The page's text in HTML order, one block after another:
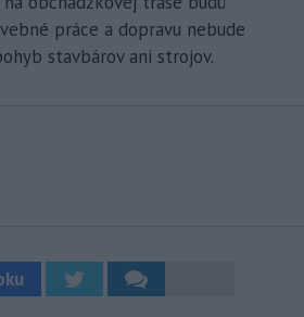
práce a dopravu nebude
stavbárov ani strojov.